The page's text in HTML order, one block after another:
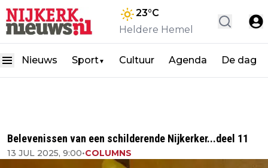
23°C
Heldere Hemel
Nieuws Sport▼ Cultuur Agenda De dag
Belevenissen van een schilderende Nijkerker...deel 11
13 JUL 2025, 9:00•COLUMNS